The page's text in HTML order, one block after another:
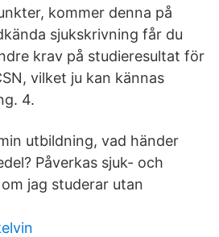
kommer denna på
sjukskrivning får du
krav på studieresultat för
vilket ju kan kännas
4.
utbildning, vad händer
Påverkas sjuk- och
jag studerar utan